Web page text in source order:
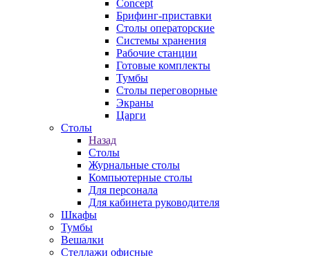
Concept
Брифинг-приставки
Столы операторские
Системы хранения
Рабочие станции
Готовые комплекты
Тумбы
Столы переговорные
Экраны
Царги
Столы
Назад
Столы
Журнальные столы
Компьютерные столы
Для персонала
Для кабинета руководителя
Шкафы
Тумбы
Вешалки
Стеллажи офисные